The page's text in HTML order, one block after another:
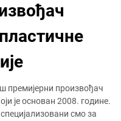
премијерни произвођач
је основан 2008. године.
смо за